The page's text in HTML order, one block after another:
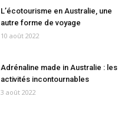
L’écotourisme en Australie, une
autre forme de voyage
10 août 2022
Adrénaline made in Australie : les
activités incontournables
3 août 2022